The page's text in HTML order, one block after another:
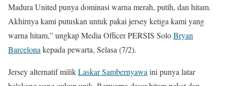
Madura United punya dominasi warna merah, putih, dan hitam.
Akhirnya kami putuskan untuk pakai jersey ketiga kami yang
warna hitam,” ungkap Media Officer PERSIS SoloBryan
Barcelonakepada pewarta, Selasa (7/2).
Jersey alternatif milikLaskar Sambernyawaini punya latar